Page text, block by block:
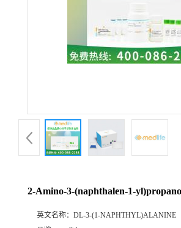
2-Amino-3-(naphthalen-1-
英文名称： DL-3-(1-NAPHTHYL)ALANINE